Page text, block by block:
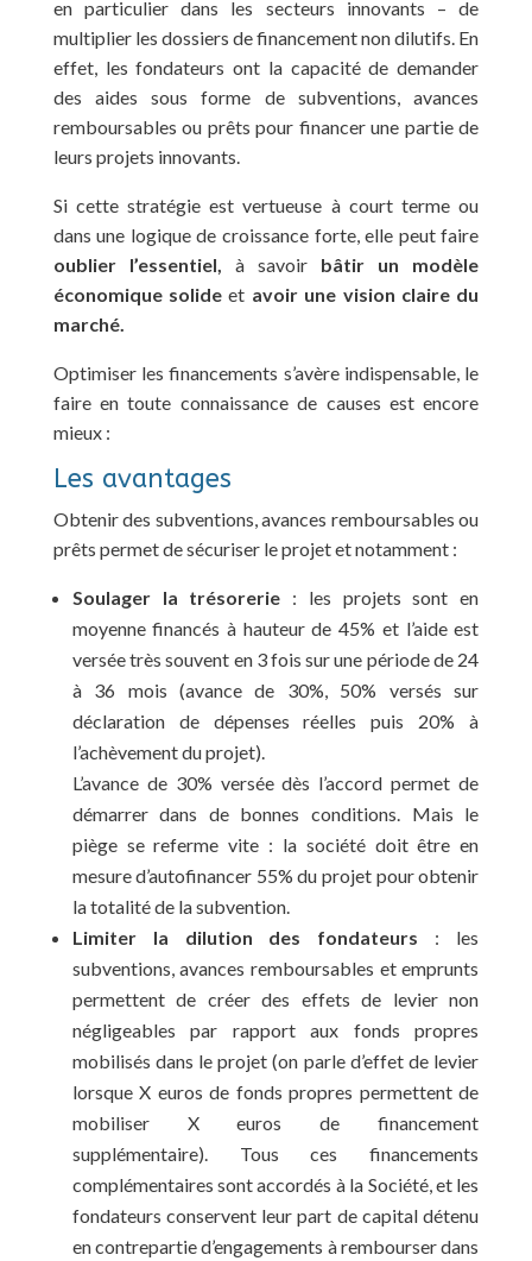
en particulier dans les secteurs innovants – de
multiplier les dossiers de financement non dilutifs. En
effet, les fondateurs ont la capacité de demander
des aides sous forme de subventions, avances
remboursables ou prêts pour financer une partie de
leurs projets innovants.
Si cette stratégie est vertueuse à court terme ou
dans une logique de croissance forte, elle peut faire
oublier l’essentiel,
à savoir bâtir un modèle
économique solideet avoir une vision claire du
marché.
Optimiser les financements s’avère indispensable, le
faire en toute connaissance de causes est encore
mieux :
Les avantages
Obtenir des subventions, avances remboursables ou
prêts permet de sécuriser le projet et notamment :
Soulager la trésorerie : les projets sont en
moyenne financés à hauteur de 45% et l’aide est
versée très souvent en 3 fois sur une période de 24
à 36 mois (avance de 30%, 50% versés sur
déclaration de dépenses réelles puis 20% à
l’achèvement du projet).
L’avance de 30% versée dès l’accord permet de
démarrer dans de bonnes conditions. Mais le
piège se referme vite : la société doit être en
mesure d’autofinancer 55% du projet pour obtenir
la totalité de la subvention.
Limiter la dilution des fondateurs : les
subventions, avances remboursables et emprunts
permettent de créer des effets de levier non
négligeables par rapport aux fonds propres
mobilisés dans le projet (on parle d’effet de levier
lorsque X euros de fonds propres permettent de
mobiliser X euros de financement
supplémentaire). Tous ces financements
complémentaires sont accordés à la Société, et les
fondateurs conservent leur part de capital détenu
en contrepartie d’engagements à rembourser dans